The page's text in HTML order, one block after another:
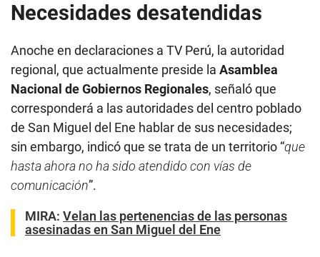
Necesidades desatendidas
Anoche en declaraciones a TV Perú, la autoridad
regional, que actualmente preside la Asamblea
Nacional de Gobiernos Regionales, señaló que
corresponderá a las autoridades del centro poblado
de San Miguel del Ene hablar de sus necesidades;
sin embargo, indicó que se trata de un territorio “que
hasta ahora no ha sido atendido con vías de
comunicación”.
MIRA: Velan las pertenencias de las personas
asesinadas en San Miguel del Ene